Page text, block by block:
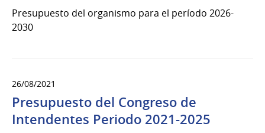
Presupuesto del organismo para el período 2026-
2030
26/08/2021
Presupuesto del Congreso de
Intendentes Periodo 2021-2025